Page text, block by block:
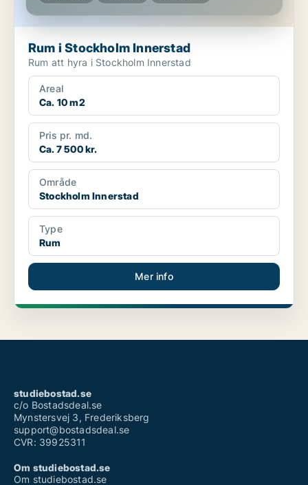
Rum i Stockholm Innerstad
Rum att hyra i Stockholm Innerstad
Areal
Ca. 10 m2
Pris pr. md.
Ca. 7 500 kr.
Område
Stockholm Innerstad
Type
Rum
Mer info
studiebostad.se
c/o Bostadsdeal.se
Mynstersvej 3, Frederiksberg
support@bostadsdeal.se
CVR: 39925311
Om studiebostad.se
Om studiebostad.se